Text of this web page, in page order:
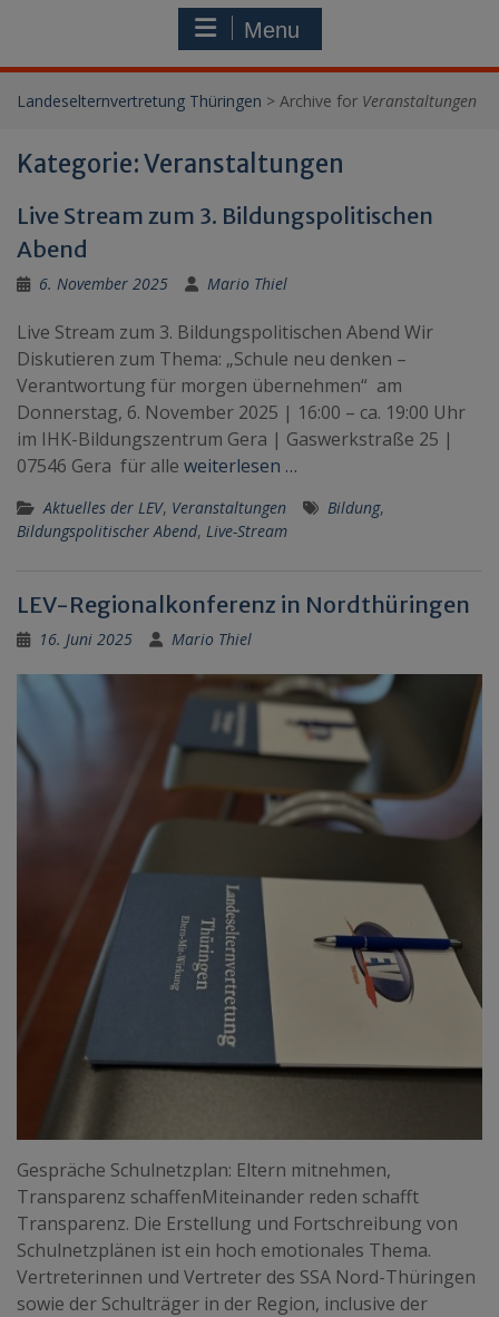
Menu
Landeselternvertretung Thüringen > Archive for Veranstaltungen
Kategorie:Veranstaltungen
Live Stream zum 3. Bildungspolitischen
Abend
6. November 2025 Mario Thiel
Live Stream zum 3. Bildungspolitischen Abend Wir
Diskutieren zum Thema: „Schule neu denken –
Verantwortung für morgen übernehmen“ am
Donnerstag, 6. November 2025 | 16:00 – ca. 19:00 Uhr
im IHK-Bildungszentrum Gera | Gaswerkstraße 25 |
07546 Gera für alle weiterlesen …
Aktuelles der LEV, Veranstaltungen Bildung,
Bildungspolitischer Abend, Live-Stream
LEV-Regionalkonferenz in Nordthüringen
16. Juni 2025 Mario Thiel
Gespräche Schulnetzplan: Eltern mitnehmen,
Transparenz schaffenMiteinander reden schafft
Transparenz. Die Erstellung und Fortschreibung von
Schulnetzplänen ist ein hoch emotionales Thema.
Vertreterinnen und Vertreter des SSA Nord-Thüringen
sowie der Schulträger in der Region, inclusive der